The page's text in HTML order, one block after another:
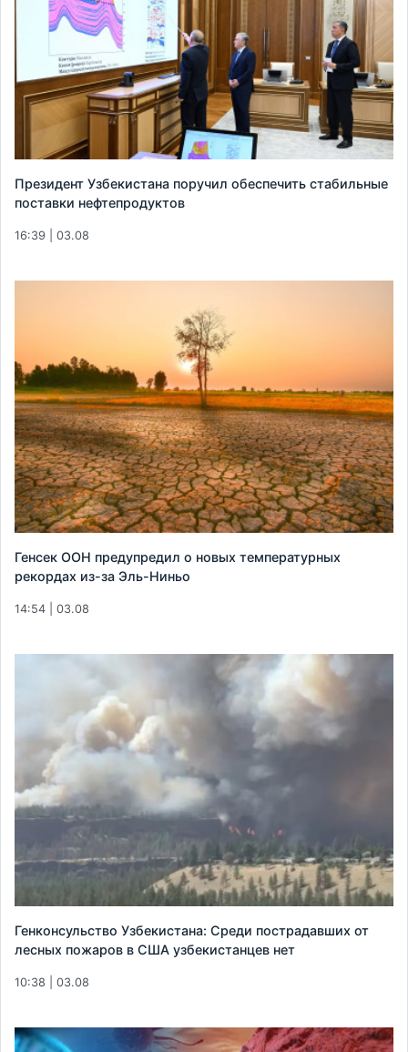
Президент Узбекистана поручил обеспечить стабильные
поставки нефтепродуктов
16:39 | 03.08
Генсек ООН предупредил о новых температурных
рекордах из-за Эль-Ниньо
14:54 | 03.08
Генконсульство Узбекистана: Среди пострадавших от
лесных пожаров в США узбекистанцев нет
10:38 | 03.08